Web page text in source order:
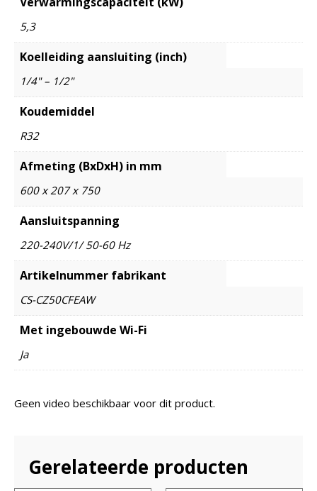
5,3
Koelleiding aansluiting (inch)
1/4" – 1/2"
Koudemiddel
R32
Afmeting (BxDxH) in mm
600 x 207 x 750
Aansluitspanning
220-240V/1/ 50-60 Hz
Artikelnummer fabrikant
CS-CZ50CFEAW
Met ingebouwde Wi-Fi
Ja
Geen video beschikbaar voor dit product.
Gerelateerde producten